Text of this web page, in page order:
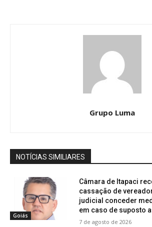
Grupo Luma
NOTÍCIAS SIMILIARES
Goiás
Câmara de Itapaci
cassação de
judicial conceder
em caso de suposto
7 de agosto de 2026